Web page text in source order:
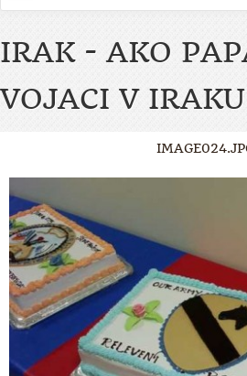
IRAK - AKO
VOJACI V IRAKU